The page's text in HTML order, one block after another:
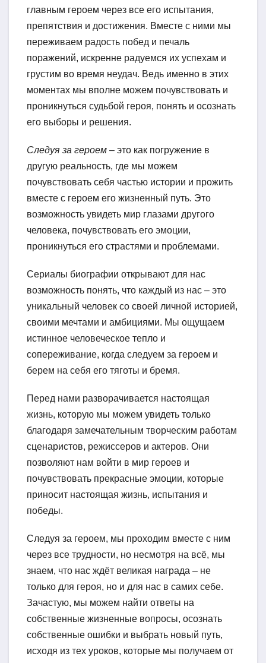
главным героем через все его испытания,
препятствия и достижения. Вместе с ними мы
переживаем радость побед и печаль
поражений, искренне радуемся их успехам и
грустим во время неудач. Ведь именно в этих
моментах мы вполне можем почувствовать и
проникнуться судьбой героя, понять и осознать
его выборы и решения.
Следуя за героем – это как погружение в
другую реальность, где мы можем
почувствовать себя частью истории и прожить
вместе с героем его жизненный путь. Это
возможность увидеть мир глазами другого
человека, почувствовать его эмоции,
проникнуться его страстями и проблемами.
Сериалы биографии открывают для нас
возможность понять, что каждый из нас – это
уникальный человек со своей личной историей,
своими мечтами и амбициями. Мы ощущаем
истинное человеческое тепло и
сопереживание, когда следуем за героем и
берем на себя его тяготы и бремя.
Перед нами разворачивается настоящая
жизнь, которую мы можем увидеть только
благодаря замечательным творческим работам
сценаристов, режиссеров и актеров. Они
позволяют нам войти в мир героев и
почувствовать прекрасные эмоции, которые
приносит настоящая жизнь, испытания и
победы.
Следуя за героем, мы проходим вместе с ним
через все трудности, но несмотря на всё, мы
знаем, что нас ждёт великая награда – не
только для героя, но и для нас в самих себе.
Зачастую, мы можем найти ответы на
собственные жизненные вопросы, осознать
собственные ошибки и выбрать новый путь,
исходя из тех уроков, которые мы получаем от